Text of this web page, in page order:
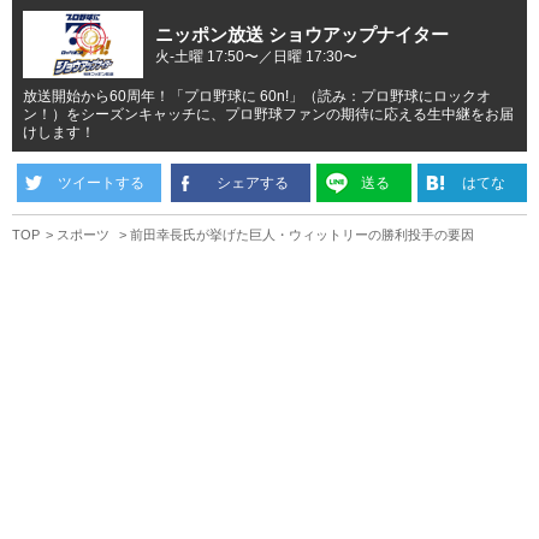
ニッポン放送 ショウアップナイター
火-土曜 17:50〜／日曜 17:30〜
放送開始から60周年！「プロ野球に 60n!」（読み：プロ野球にロックオ
ン！）をシーズンキャッチに、プロ野球ファンの期待に応える生中継をお届
けします！
ツイートする シェアする 送る はてな
TOP スポーツ 前田幸長氏が挙げた巨人・ウィットリーの勝利投手の要因